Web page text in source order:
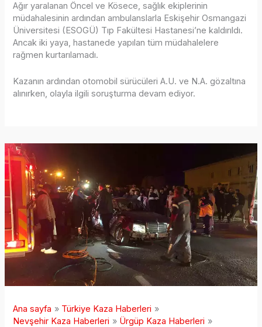
Ağır yaralanan Öncel ve Kösece, sağlık ekiplerinin
müdahalesinin ardından ambulanslarla Eskişehir Osmangazi
Üniversitesi (ESOGÜ) Tıp Fakültesi Hastanesi’ne kaldırıldı.
Ancak iki yaya, hastanede yapılan tüm müdahalelere
rağmen kurtarılamadı.
Kazanın ardından otomobil sürücüleri A.U. ve N.A. gözaltına
alınırken, olayla ilgili soruşturma devam ediyor.
Ana sayfa
Türkiye Kaza Haberleri
Nevşehir Kaza Haberleri
Ürgüp Kaza Haberleri